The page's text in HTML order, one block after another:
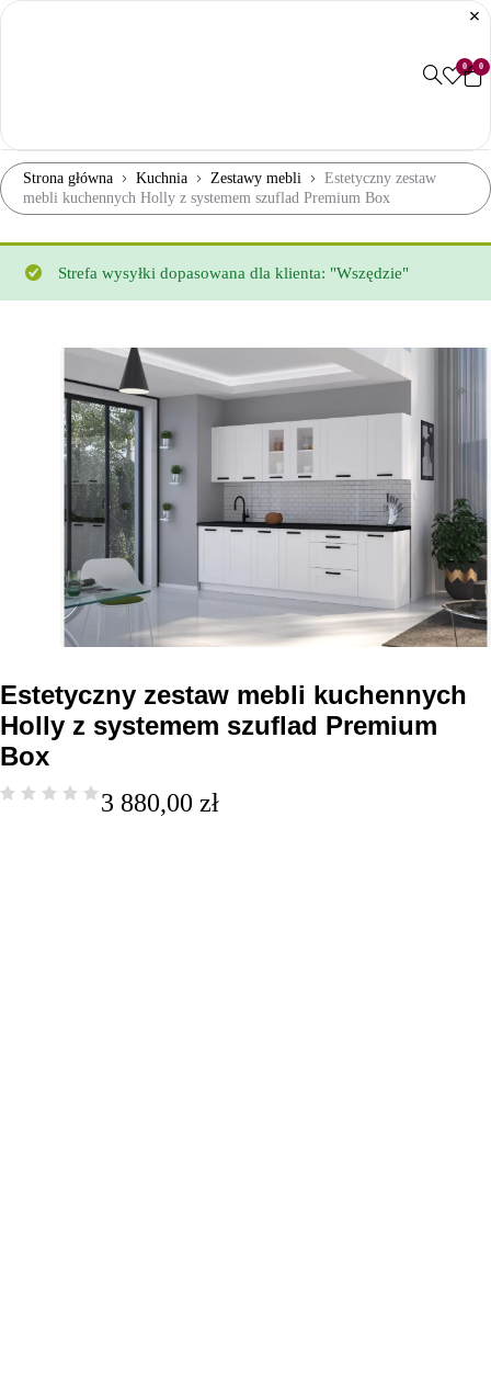
0 0
Strona główna Kuchnia Zestawy mebli
Estetyczny zestaw
mebli kuchennych Holly z systemem szuflad Premium Box
Strefa wysyłki dopasowana dla klienta: "Wszędzie"
Estetyczny zestaw mebli kuchennych
Holly z systemem szuflad Premium
Box
3 880,00 zł